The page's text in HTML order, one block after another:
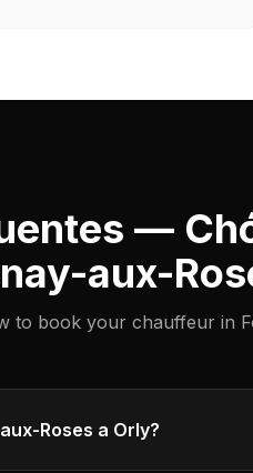
—
aux-
to book your chauffeur in
Roses a Orly?